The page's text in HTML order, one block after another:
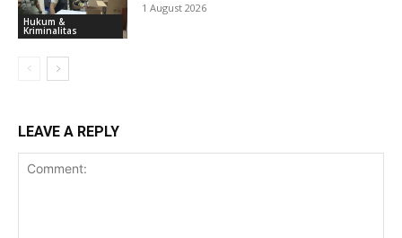
Hukum &
Kriminalitas
1 August 2026
LEAVE A REPLY